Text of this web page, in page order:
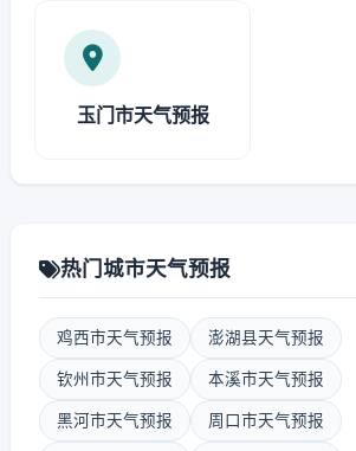
玉门市天气预报
热门城市天气预报
鸡西市天气预报 澎湖县天气预报
钦州市天气预报 本溪市天气预报
黑河市天气预报 周口市天气预报